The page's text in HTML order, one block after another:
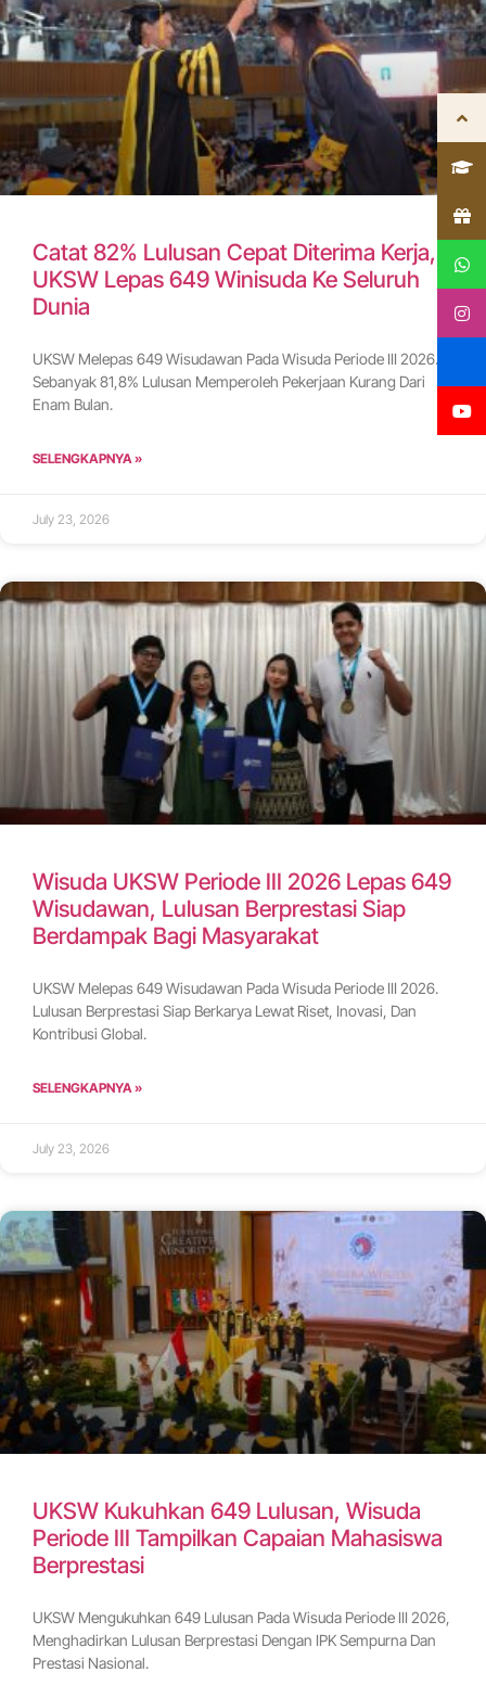
Catat 82% Lulusan Cepat Diterima Kerja,
UKSW Lepas 649 Winisuda Ke Seluruh
Dunia
UKSW Melepas 649 Wisudawan Pada Wisuda Periode III 2026.
Sebanyak 81,8% Lulusan Memperoleh Pekerjaan Kurang Dari
Enam Bulan.
SELENGKAPNYA »
July 23, 2026
Wisuda UKSW Periode III 2026 Lepas 649
Wisudawan, Lulusan Berprestasi Siap
Berdampak Bagi Masyarakat
UKSW Melepas 649 Wisudawan Pada Wisuda Periode III 2026.
Lulusan Berprestasi Siap Berkarya Lewat Riset, Inovasi, Dan
Kontribusi Global.
SELENGKAPNYA »
July 23, 2026
UKSW Kukuhkan 649 Lulusan, Wisuda
Periode III Tampilkan Capaian Mahasiswa
Berprestasi
UKSW Mengukuhkan 649 Lulusan Pada Wisuda Periode III 2026,
Menghadirkan Lulusan Berprestasi Dengan IPK Sempurna Dan
Prestasi Nasional.